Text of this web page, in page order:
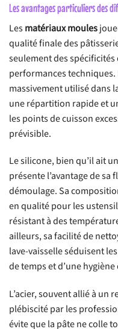
Les avantages particuliers des
Lesmatériaux moules
qualité finale des
seulement des
performances techniques.
massivement utilisé dans
une répartition rapide et
les points de cuisson
prévisible.
Le silicone, bien qu’il ait
présente l’avantage de
démoulage. Sa
en qualité pour les
résistant à des
ailleurs, sa facilité de
lave-vaisselle séduisent
de temps et d’une
L’acier, souvent allié à un
plébiscité par les
évite que la pâte ne colle